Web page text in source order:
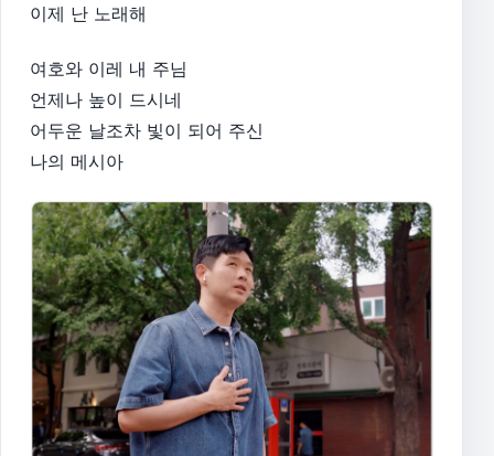
이제 난 노래해
여호와 이레 내 주님
언제나 높이 드시네
어두운 날조차 빛이 되어 주신
나의 메시아